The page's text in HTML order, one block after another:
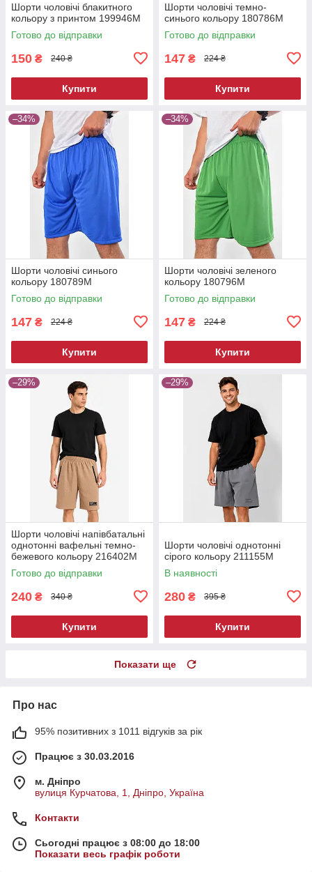
Шорти чоловічі блакитного
кольору з принтом 199946M
Готово до відправки
150 ₴ 240 ₴
Купити
Шорти чоловічі темно-
синього кольору 180786M
Готово до відправки
147 ₴ 224 ₴
Купити
–34%
Шорти чоловічі синього
кольору 180789M
Готово до відправки
147 ₴ 224 ₴
Купити
–34%
Шорти чоловічі зеленого
кольору 180796M
Готово до відправки
147 ₴ 224 ₴
Купити
–29%
Шорти чоловічі напівбатальні
однотонні вафельні темно-
бежевого кольору 216402M
Готово до відправки
240 ₴ 340 ₴
Купити
–29%
Шорти чоловічі однотонні
сірого кольору 211155M
В наявності
280 ₴ 395 ₴
Купити
Показати ще
Про нас
95% позитивних з 1011 відгуків за рік
Працює з 30.03.2016
м. Дніпро
вулиця Курчатова, 1, Дніпро, Україна
Контакти
Сьогодні працює з 08:00 до 18:00
Показати весь графік роботи